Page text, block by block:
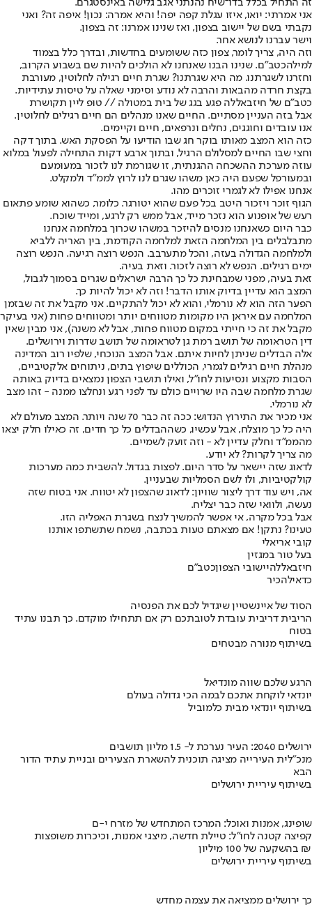
‏זה התחיל בכלל בדו־שיח נהנתני אגב גלישה באינסטגרם.
אני אמרתי: יואו, איזו עגלת קפה יפה! והיא אמרה: נכון! איפה זה? ואני
נקבתי בשם של יישוב בצפון, ואז שנינו אמרנו: זה בצפון.
וישר עברנו לנושא אחר.
וזה היה, צריך לומר, צפון כזה ששומעים בחדשות, ובדרך כלל בצמוד
למילהכטב"ם. שנינו הבנו שאנחנו לא הולכים להיות שם בשבוע הקרוב,
וחזרנו לשגרתנו. מה היא שגרתנו? שגרת חיים רגילה לחלוטין, מעורבת
בקצת חרדה מהבאות והרבה לא נודע וסימני שאלה על טיסות עתידיות.
כטב"ם של חיזבאללה פגע בגג של בית במטולה // טופ ליין תקושרת
אבל בזה העניין מסתיים. החיים שאנו מנהלים הם חיים רגילים לחלוטין.
אנו עובדים וחוגגים, נחלים ונרפאים, חיים וקיימים.
כזה הוא המצב מאותו בוקר חג שבו הודיעו על הפסקת האש. בתוך דקה
וחצי שבו החיים למסלולם הרגיל, ובתוך ארבע דקות התחילה לפעול במלוא
עוזה מערכת ההשכחה ההגנתית, זו שגורמת לנו לזכור במעומעם
ובמעורפל שפעם היה כאן משהו שגרם לנו לרוץ לממ"ד ולמקלט.
אנחנו אפילו לא לגמרי זוכרים מהו.
הגוף זוכר ויזכור היטב בכל פעם שהוא יטורגר. כלומר, כשהוא שומע פתאום
רעש של אופנוע הוא נזכר מייד, אבל ממש רק לרגע, ומייד שוכח.
כבר היום כשאנחנו מנסים להיזכר במשהו שכרוך במלחמה אנחנו
מתבלבלים בין המלחמה הזאת למלחמה הקודמת, בין האריה ללביא
ולמלחמה הגדולה בעזה, והכל מתערבב. הנפש רוצה רגיעה. הנפש רוצה
ימים רגילים. הנפש לא רוצה לזכור. וזאת בעיה.
זאת בעיה, מפני שמבחינת כל כך הרבה ישראלים שגרים בסמוך לגבול,
המצב הוא עדיין בדיוק אותו הדבר! וזה ‏לא יכול להיות כך.
הפער הזה הוא לא נורמלי, והוא לא יכול להתקיים. אני מקבל את זה שבזמן
המלחמה עם איראן היו מקומות מטווחים יותר ומטווחים פחות (אני בעיקר
מקבל את זה כי חייתי במקום מטווח פחות, אבל לא משנה), אני מבין שאין
דין הטראומה של תושב רמת גן לטראומה של תושב שדרות וירושלים.
אלה הבדלים שניתן לחיות איתם. אבל המצב הנוכחי, שלפיו רוב המדינה
מנהלת חיים רגילים לגמרי, הכוללים שיפוץ בתים, ניתוחים אלקטיביים,
הסבות מקצוע ונסיעות לחו"ל, ואילו תושבי הצפון נמצאים בדיוק באותה
שגרת מלחמה שבה היו שרויים כולם עד לפני רגע ונחלצו ממנה - זהו מצב
לא נורמלי.
אני מכיר את התירוץ הנדוש: ככה זה כבר 70 שנה ויותר. המצב מעולם לא
היה כל כך מוצלח, אבל עכשיו, כשההבדלים כל כך חדים, זה כאילו חלק יצאו
מהממ"ד וחלק עדיין לא - וזה זועק לשמיים.
מה צריך לקרות? לא יודע.
לדאוג שזה יישאר על סדר היום. לפצות בגדול. להשבית כמה מערכות
קולקטיביות, ולו לשם הסמליות שבעניין.
אה, ויש עוד דרך ליצור שוויון: לדאוג שהצפון לא יטווח. אני בטוח שזה
נעשה, ולוואי שזה כבר יצליח.
אבל בכל מקרה, אי אפשר להמשיך לנצח בשגרת האפליה הזו.
טעינו? נתקן! אם מצאתם טעות בכתבה, נשמח שתשתפו אותנו
קובי אריאלי
בעל טור במגזין
חיזבאללהיישובי הצפוןכטב"ם
כדאילהכיר
הסוד של איינשטיין שיגדיל לכם את הפנסיה
הריבית דריבית עובדת לטובתכם רק אם תתחילו מוקדם. כך תבנו עתיד
בטוח
בשיתוף מנורה מבטחים
הרגע שלכם שווה מונדיאל
יונדאי לוקחת אתכם לבמה הכי גדולה בעולם
בשיתוף יונדאי מבית כלמוביל
ירושלים 2040: העיר נערכת ל- 1.5 מליון תושבים
מנכ"לית העירייה מציגה תוכנית להשארת הצעירים ובניית עתיד הדור
הבא
בשיתוף עיריית ירושלים
שופינג, אמנות ואוכל: המרכז המתחדש של מזרח י-ם
קפיצה קטנה לחו"ל: טיילת חדשה, מיצגי אמנות, וכיכרות משופצות
בהשקעה של 100 מיליון ₪
בשיתוף עיריית ירושלים
כך ירושלים ממציאה את עצמה מחדש